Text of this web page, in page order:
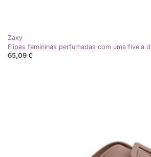
Zaxy
65,09 €